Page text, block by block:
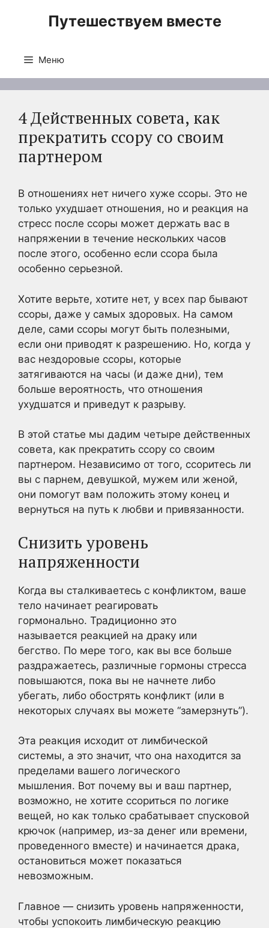
Путешествуем вместе
Меню
4 Действенных совета, как
прекратить ссору со своим
партнером
В отношениях нет ничего хуже ссоры. Это не
только ухудшает отношения, но и реакция на
стресс после ссоры может держать вас в
напряжении в течение нескольких часов
после этого, особенно если ссора была
особенно серьезной.
Хотите верьте, хотите нет, у всех пар бывают
ссоры, даже у самых здоровых. На самом
деле, сами ссоры могут быть полезными,
если они приводят к разрешению. Но, когда у
вас нездоровые ссоры, которые
затягиваются на часы (и даже дни), тем
больше вероятность, что отношения
ухудшатся и приведут к разрыву.
В этой статье мы дадим четыре действенных
совета, как прекратить ссору со своим
партнером. Независимо от того, ссоритесь ли
вы с парнем, девушкой, мужем или женой,
они помогут вам положить этому конец и
вернуться на путь к любви и привязанности.
Снизить уровень
напряженности
Когда вы сталкиваетесь с конфликтом, ваше
тело начинает реагировать
гормонально. Традиционно это
называется реакцией на драку или
бегство. По мере того, как вы все больше
раздражаетесь, различные гормоны стресса
повышаются, пока вы не начнете либо
убегать, либо обострять конфликт (или в
некоторых случаях вы можете “замерзнуть”).
Эта реакция исходит от лимбической
системы, а это значит, что она находится за
пределами вашего логического
мышления. Вот почему вы и ваш партнер,
возможно, не хотите ссориться по логике
вещей, но как только срабатывает спусковой
крючок (например, из-за денег или времени,
проведенного вместе) и начинается драка,
остановиться может показаться
невозможным.
Главное — снизить уровень напряженности,
чтобы успокоить лимбическую реакцию